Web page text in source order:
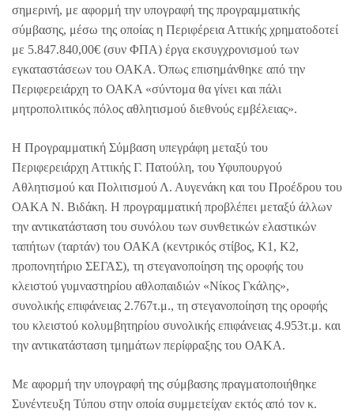
σημερινή, με αφορμή την υπογραφή της προγραμματικής
σύμβασης, μέσω της οποίας η Περιφέρεια Αττικής χρηματοδοτεί
με 5.847.840,00€ (συν ΦΠΑ) έργα εκσυγχρονισμού των
εγκαταστάσεων του ΟΑΚΑ. Όπως επισημάνθηκε από την
Περιφερειάρχη το ΟΑΚΑ «σύντομα θα γίνει και πάλι
μητροπολιτικός πόλος αθλητισμού διεθνούς εμβέλειας».
Η Προγραμματική Σύμβαση υπεγράφη μεταξύ του
Περιφερειάρχη Αττικής Γ. Πατούλη, του Υφυπουργού
Αθλητισμού και Πολιτισμού Λ. Αυγενάκη και του Προέδρου του
ΟΑΚΑ Ν. Βιδάκη. Η προγραμματική προβλέπει μεταξύ άλλων
την αντικατάσταση του συνόλου των συνθετικών ελαστικών
ταπήτων (ταρτάν) του ΟΑΚΑ (κεντρικός στίβος, Κ1, Κ2,
προπονητήριο ΣΕΓΑΣ), τη στεγανοποίηση της οροφής του
κλειστού γυμναστηρίου αθλοπαιδιών «Νίκος Γκάλης»,
συνολικής επιφάνειας 2.767τ.μ., τη στεγανοποίηση της οροφής
του κλειστού κολυμβητηρίου συνολικής επιφάνειας 4.953τ.μ. και
την αντικατάσταση τμημάτων περίφραξης του ΟΑΚΑ.
Με αφορμή την υπογραφή της σύμβασης πραγματοποιήθηκε
Συνέντευξη Τύπου στην οποία συμμετείχαν εκτός από τον κ.